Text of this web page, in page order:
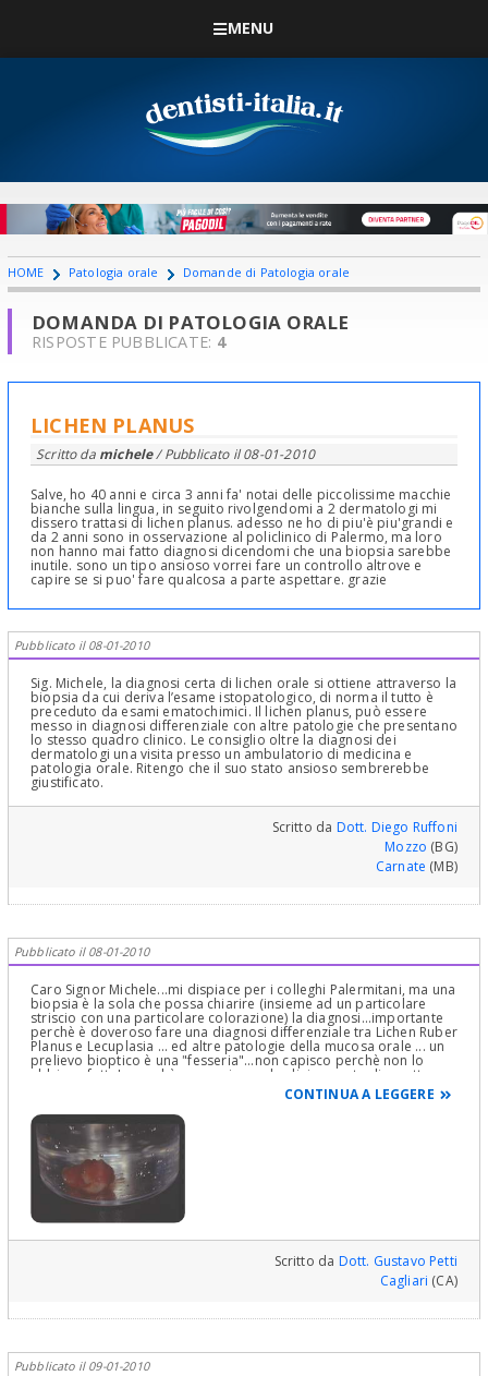
MENU
HOME Patologia orale Domande di Patologia orale
DOMANDA DI PATOLOGIA ORALE
RISPOSTE PUBBLICATE: 4
LICHEN PLANUS
Scritto da michele/ Pubblicato il08-01-2010
Salve, ho 40 anni e circa 3 anni fa' notai delle piccolissime macchie
bianche sulla lingua, in seguito rivolgendomi a 2 dermatologi mi
dissero trattasi di lichen planus. adesso ne ho di piu'è piu'grandi e
da 2 anni sono in osservazione al policlinico di Palermo, ma loro
non hanno mai fatto diagnosi dicendomi che una biopsia sarebbe
inutile. sono un tipo ansioso vorrei fare un controllo altrove e
capire se si puo' fare qualcosa a parte aspettare. grazie
Pubblicato il 08-01-2010
Sig. Michele, la diagnosi certa di lichen orale si ottiene attraverso la
biopsia da cui deriva l’esame istopatologico, di norma il tutto è
preceduto da esami ematochimici. Il lichen planus, può essere
messo in diagnosi differenziale con altre patologie che presentano
lo stesso quadro clinico. Le consiglio oltre la diagnosi dei
dermatologi una visita presso un ambulatorio di medicina e
patologia orale. Ritengo che il suo stato ansioso sembrerebbe
giustificato.
Scritto da Dott. Diego Ruffoni
Mozzo (BG)
Carnate (MB)
Pubblicato il 08-01-2010
Caro Signor Michele...mi dispiace per i colleghi Palermitani, ma una
biopsia è la sola che possa chiarire (insieme ad un particolare
striscio con una particolare colorazione) la diagnosi...importante
perchè è doveroso fare una diagnosi differenziale tra Lichen Ruber
Planus e Lecuplasia ... ed altre patologie della mucosa orale ... un
prelievo bioptico è una "fesseria"...non capisco perchè non lo
abbiano fatto!...perchè o sono in grado clinicamente di emettere
una diagnosi CERTA...o si deve fare il prelievo...poichè clinicamente
diagnosi certa ritengo...ma potrei sbagliare non avendola
visitata...che sia impossibile...deve fare una biopsia per uno studio
istologico che porti a diagnosi certa...ripeto tranquillo perchè è
una sciocchezza, ma si deve fare!... Cordialmente Gustavo Petti,
Parodontologo in Cagliari, Riabilitazione Orale Completa in Casi
Clinici Complessi
CONTINUA A LEGGERE
Scritto da Dott. Gustavo Petti
Cagliari (CA)
Pubblicato il 09-01-2010